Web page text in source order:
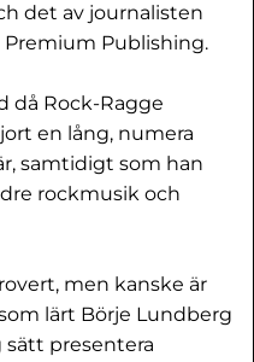
det av journalisten
Publishing.
då Rock-Ragge
en lång, numera
samtidigt som han
rockmusik och
men kanske är
lärt Börje Lundberg
presentera